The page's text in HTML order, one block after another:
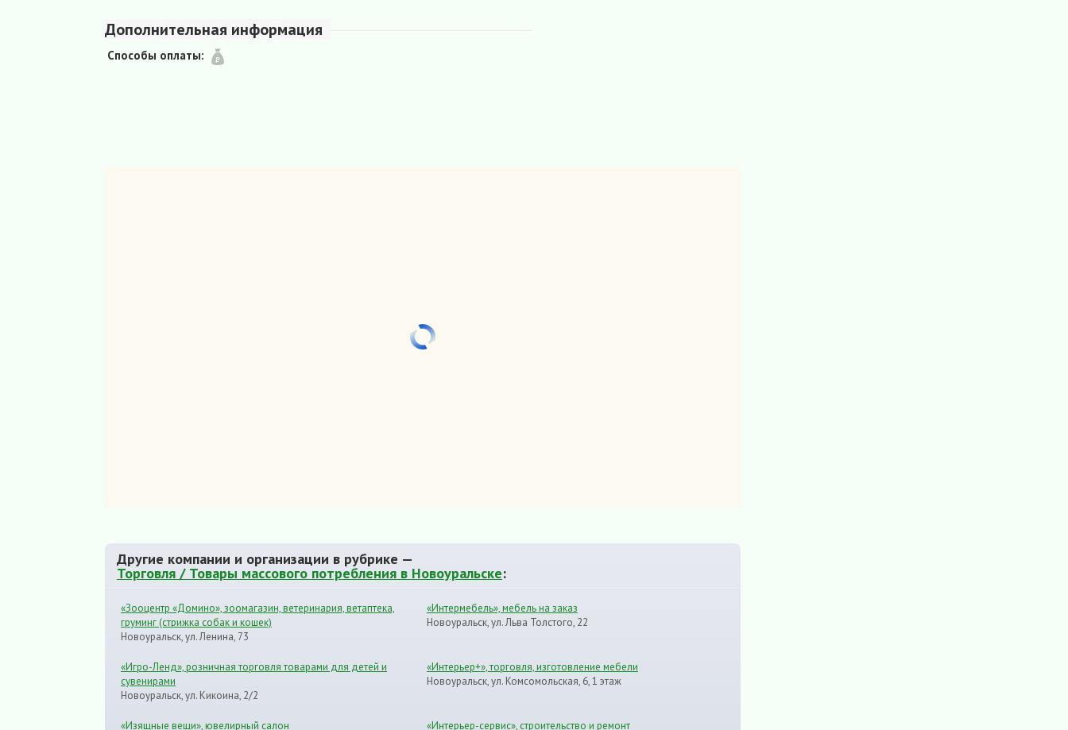
Дополнительная информация
Способы оплаты:
Другие компании и организации в рубрике —
Торговля / Товары массового потребления в Новоуральске:
«Зооцентр «Домино», зоомагазин, ветеринария, ветаптека,
груминг (стрижка собак и кошек)
Новоуральск, ул. Ленина, 73
«Интермебель», мебель на заказ
Новоуральск, ул. Льва Толстого, 22
«Игро-Ленд», розничная торговля товарами для детей и
сувенирами
Новоуральск, ул. Кикоина, 2/2
«Интерьер+», торговля, изготовление мебели
Новоуральск, ул. Комсомольская, 6, 1 этаж
«Изящные вещи», ювелирный салон «Интерьер-сервис», строительство и ремонт